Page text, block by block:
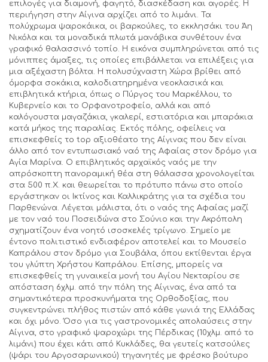
επιλογές για διαμονή, φαγητό, διασκέδαση και αγορές. Η
περιήγηση στην Αίγινα αρχίζει από το λιμάνι. Τα
πολύχρωμα ψαροκάικα, οι βαρκούλες, το εκκλησάκι του Άη
Νικόλα και τα μοναδικά πλωτά μανάβικα συνθέτουν ένα
γραφικό θαλασσινό τοπίο. Η εικόνα συμπληρώνεται από τις
μόνιππες άμαξες, τις οποίες επιβάλλεται να επιλέξεις για
μια αξέχαστη βόλτα. Η πολυσύχναστη Χώρα βρίθει από
όμορφα σοκάκια, καλοδιατηρημένα νεοκλασικά και
επιβλητικά κτήρια, όπως ο Πύργος του Μαρκέλλου, το
Κυβερνείο και το Ορφανοτροφείο, αλλά και από
καλόγουστα μαγαζάκια, γκαλερί, εστιατόρια και μπαράκια
κατά μήκος της παραλίας. Εκτός πόλης, οφείλεις να
επισκεφθείς το top αξιοθέατο της Αίγινας που δεν είναι
άλλο από τον εντυπωσιακό ναό της Αφαίας στον δρόμο για
Αγία Μαρίνα. Ο επιβλητικός αρχαϊκός ναός με την
απρόσκοπτη πανοραμική θέα στη θάλασσα χρονολογείται
στα 500 π.Χ. και θεωρείται το πρότυπο πάνω στο οποίο
εργάστηκαν οι Ικτίνος και Καλλικράτης για τα σχέδια του
Παρθενώνα. Λέγεται μάλιστα, ότι ο ναός της Αφαίας μαζί
με τον ναό του Ποσειδώνα στο Σούνιο και την Ακρόπολη
σχηματίζουν ένα νοητό ισοσκελές τρίγωνο. Σημείο με
έντονο πολιτιστικό ενδιαφέρον αποτελεί και το Μουσείο
Καπράλου στον δρόμο για Σουβάλα, όπου εκτίθενται έργα
του γλύπτη Χρήστου Καπράλου. Επίσης, μπορείς να
επισκεφθείς τη γυναικεία μονή του Αγίου Νεκταρίου σε
απόσταση 6χλμ. από την πόλη της Αίγινας, ένα από τα
σημαντικότερα προσκυνήματα της Ορθοδοξίας, που
συγκεντρώνει πλήθος πιστών από κάθε γωνιά της Ελλάδας
και όχι μόνο. Όσο για τις γαστρονομικές απολαύσεις στην
Αίγινα, στο γραφικό ψαροχώρι της Πέρδικας (10χλμ. από το
λιμάνι) που έχει κάτι από Κυκλάδες, θα γευτείς κατσούλες
(ψάρι του Αργοσαρωνικού) τηγανητές με φρέσκο βούτυρο